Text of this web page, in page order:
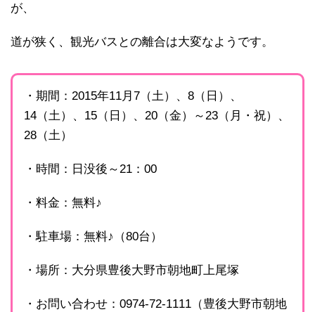
が、
道が狭く、観光バスとの離合は大変なようです。
・期間：2015年11月7（土）、8（日）、
14（土）、15（日）、20（金）～23（月・祝）、
28（土）
・時間：日没後～21：00
・料金：無料♪
・駐車場：無料♪（80台）
・場所：大分県豊後大野市朝地町上尾塚
・お問い合わせ：0974-72-1111（豊後大野市朝地